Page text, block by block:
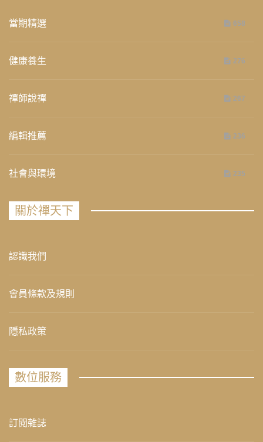
當期精選 658
健康養生 276
禪師說禪 267
編輯推薦 236
社會與環境 235
關於禪天下
認識我們
會員條款及規則
隱私政策
數位服務
訂閱雜誌